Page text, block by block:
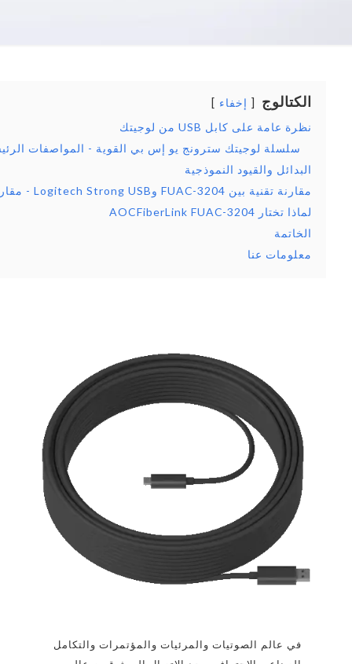
الكتالوج
إخفاء
نظرة عامة على كابل USB من لوجيتك
سلسلة لوجيتك سترونج يو إس بي القوية - المواصفات
البدائل والقيود النموذجية
مقارنة تقنية بين FUAC-3204 وLogitech Strong USB - مقارنة تقنية
لماذا تختار AOCFiberLink FUAC-3204
الخاتمة
معلومات عنا
في عالم الصوتيات والمرئيات والمؤتمرات والتكامل